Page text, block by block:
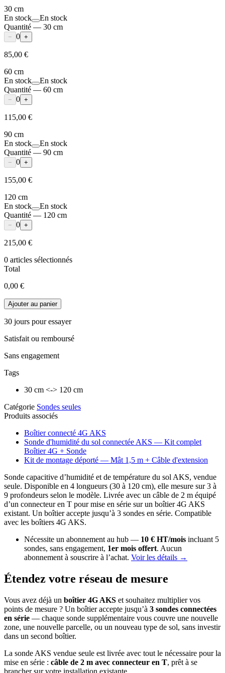
30 cm
En stock
En stock
Quantité — 30 cm
− 0 +
85,00 €
60 cm
En stock
En stock
Quantité — 60 cm
− 0 +
115,00 €
90 cm
En stock
En stock
Quantité — 90 cm
− 0 +
155,00 €
120 cm
En stock
En stock
Quantité — 120 cm
− 0 +
215,00 €
0 articles sélectionnés
Total
0,00 €
Ajouter au panier
30 jours pour essayer
Satisfait ou remboursé
Sans engagement
Tags
30 cm <-> 120 cm
Catégorie Sondes seules
Produits associés
Boîtier connecté 4G AKS
Sonde d'humidité du sol connectée AKS — Kit complet
Boîtier 4G + Sonde
Kit de montage déporté — Mât 1,5 m + Câble d'extension
Sonde capacitive d’humidité et de température du sol AKS, vendue
seule. Disponible en 4 longueurs (30 à 120 cm), elle mesure sur 3 à
9 profondeurs selon le modèle. Livrée avec un câble de 2 m équipé
d’un connecteur en T pour mise en série sur un boîtier 4G AKS
existant. Un boîtier accepte jusqu’à 3 sondes en série. Compatible
avec les boîtiers 4G AKS.
Nécessite un abonnement au hub — 10 € HT/mois incluant 5
sondes, sans engagement, 1er mois offert. Aucun
abonnement à souscrire à l’achat. Voir les détails →
Étendez votre réseau de mesure
Vous avez déjà un boîtier 4G AKS et souhaitez multiplier vos
points de mesure ? Un boîtier accepte jusqu’à 3 sondes connectées
en série — chaque sonde supplémentaire vous couvre une nouvelle
zone, une nouvelle parcelle, ou un nouveau type de sol, sans investir
dans un second boîtier.
La sonde AKS vendue seule est livrée avec tout le nécessaire pour la
mise en série : câble de 2 m avec connecteur en T, prêt à se